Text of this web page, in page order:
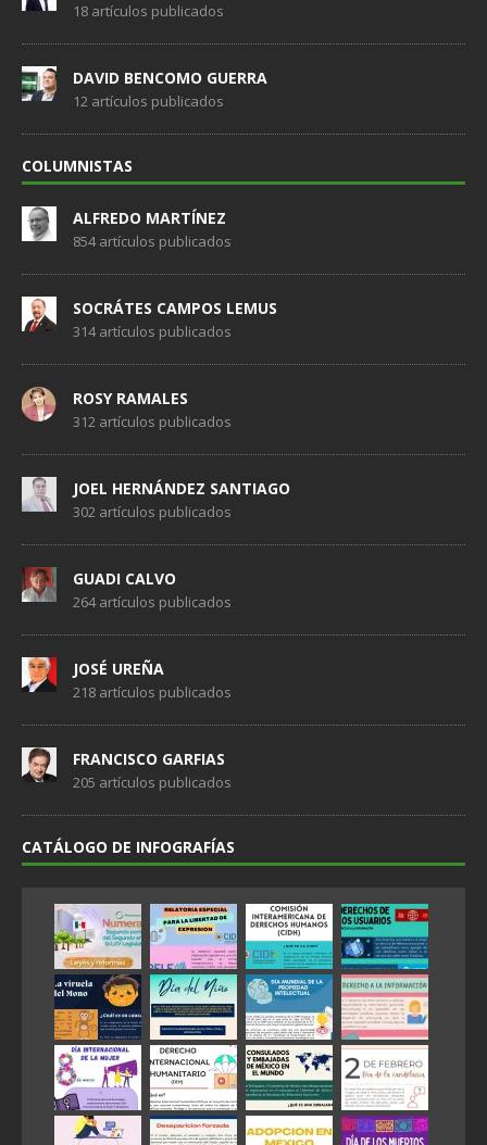
18 artículos publicados
DAVID BENCOMO GUERRA
12 artículos publicados
COLUMNISTAS
ALFREDO MARTÍNEZ
854 artículos publicados
SOCRÁTES CAMPOS LEMUS
314 artículos publicados
ROSY RAMALES
312 artículos publicados
JOEL HERNÁNDEZ SANTIAGO
302 artículos publicados
GUADI CALVO
264 artículos publicados
JOSÉ UREÑA
218 artículos publicados
FRANCISCO GARFIAS
205 artículos publicados
CATÁLOGO DE INFOGRAFÍAS